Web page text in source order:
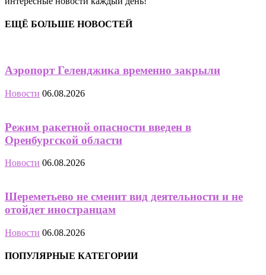
ЕЩЁ БОЛЬШЕ НОВОСТЕЙ
Аэропорт Геленджика временно закрыли
Новости 06.08.2026
Режим ракетной опасности введен в
Оренбургской области
Новости 06.08.2026
Шереметьево не сменит вид деятельности и не
отойдет иностранцам
Новости 06.08.2026
ПОПУЛЯРНЫЕ КАТЕГОРИИ